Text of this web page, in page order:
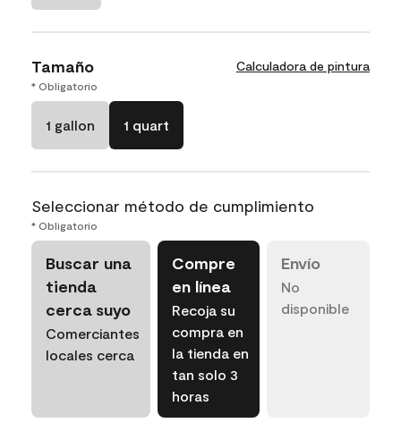
Tamaño Calculadora de pintura
* Obligatorio
1 gallon 1 quart
Seleccionar método de cumplimiento
* Obligatorio
Buscar una
tienda
cerca suyo
Comerciantes
locales cerca
Compre
en línea
Recoja su
compra en
la tienda en
tan solo 3
horas
Envío
No
disponible